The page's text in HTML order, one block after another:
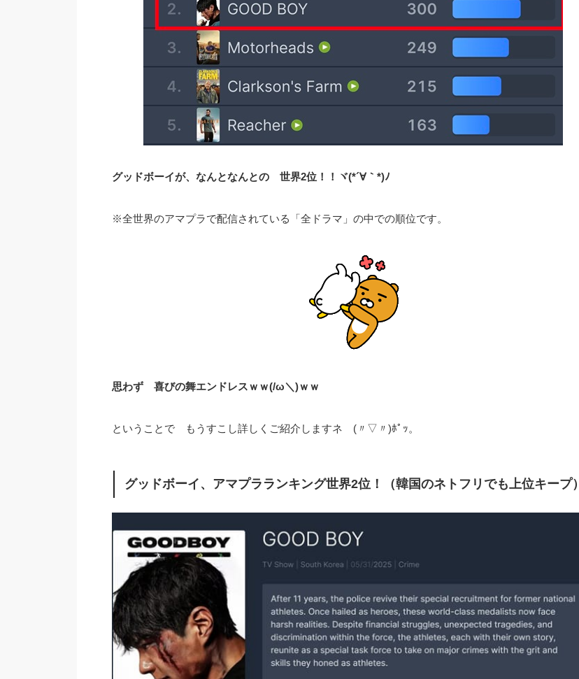
グッドボーイが、なんとなんとの 世界2位！！ヾ(*´∀｀*)ﾉ
※全世界のアマプラで配信されている「全ドラマ」の中での順位です。
思わず 喜びの舞エンドレスｗｗ(/ω＼)ｗｗ
ということで もうすこし詳しくご紹介しますネ (〃▽〃)ﾎﾟｯ。
グッドボーイ、アマプラランキング世界2位！（韓国のネトフリでも上位キープ）